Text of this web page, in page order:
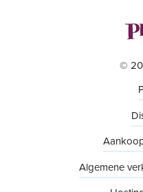
©
Algemene